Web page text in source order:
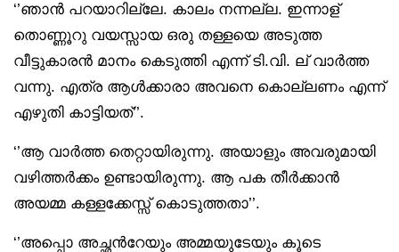
‘’ഞാൻ പറയാറില്ലേ. കാലം നന്നല്ല. ഇന്നാള്
തൊണ്ണൂറു വയസ്സായ ഒരു തള്ളയെ അടുത്ത
വീട്ടുകാരൻ മാനം കെടുത്തി എന്ന് ടി.വി. ല് വാർത്ത
വന്നു. എത്ര ആൾക്കാരാ അവനെ കൊല്ലണം എന്ന്
എഴുതി കാട്ടിയത്’’.
‘’ആ വാർത്ത തെറ്റായിരുന്നു. അയാളും അവരുമായി
വഴിത്തർക്കം ഉണ്ടായിരുന്നു. ആ പക തീർക്കാൻ
അയമ്മ കള്ളക്കേസ്സ് കൊടുത്തതാ’’.
‘’അപ്പൊ അച്ഛൻറേയും അമ്മയുടേയും കൂടെ